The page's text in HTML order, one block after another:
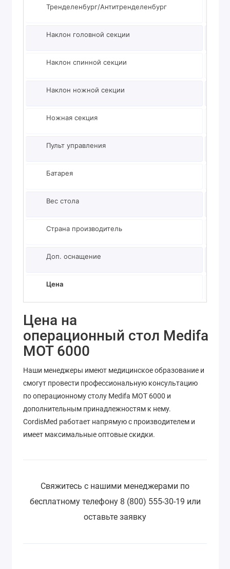
Тренделенбург/Антитренделенбург
Наклон головной секции
Наклон спинной секции
Наклон ножной секции
Ножная секция
Пульт управления
Батарея
Вес стола
Страна производитель
Доп. оснащение
Цена
Цена на
операционный стол Medifa
MOT 6000
Наши менеджеры имеют медицинское образование и
смогут провести профессиональную консультацию
по операционному столу Medifa MOT 6000 и
дополнительным принадлежностям к нему.
CordisMed работает напрямую с производителем и
имеет максимальные оптовые скидки.
Свяжитесь с нашими менеджерами по
бесплатному телефону 8 (800) 555-30-19 или
оставьте заявку